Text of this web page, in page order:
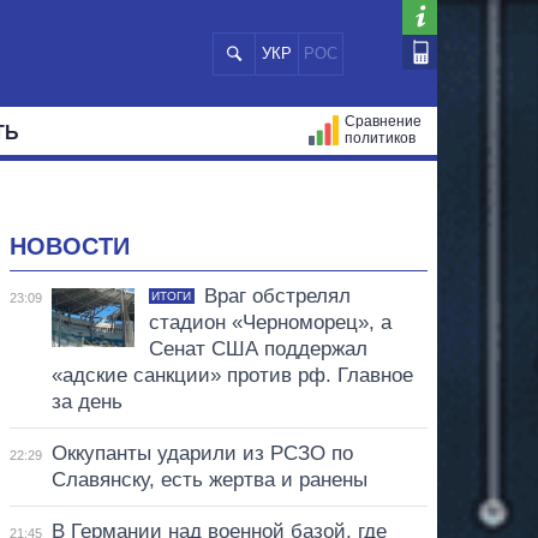
УКР РОС
Сравнение
политиков
НОВОСТИ
23:09 ИТОГИ
Враг обстрелял
стадион «Черноморец», а
Сенат США поддержал
«адские санкции» против рф. Главное
за день
22:29
Оккупанты ударили из РСЗО по
Славянску, есть жертва и ранены
21:45
В Германии над военной базой, где